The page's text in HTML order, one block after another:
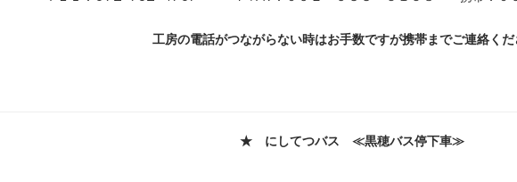
工房の電話がつながらない時はお手数ですが携帯までご連絡くだ
★ にしてつバス ≪黒穂バス停下車≫